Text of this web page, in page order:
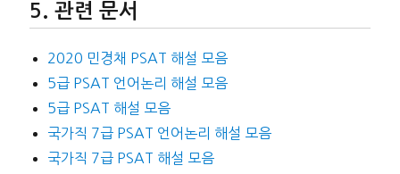
관련 문서
2020 민경채 PSAT 해설 모음
5급 PSAT 언어논리 해설 모음
5급 PSAT 해설 모음
국가직 7급 PSAT 언어논리 해설 모음
국가직 7급 PSAT 해설 모음